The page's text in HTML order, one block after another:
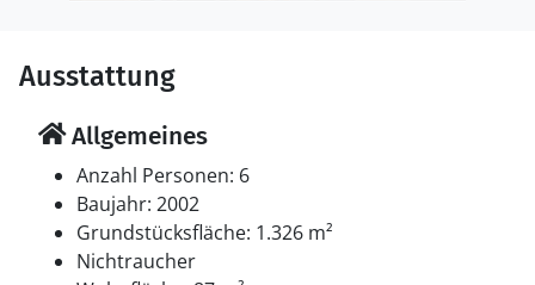
Ausstattung
Allgemeines
Anzahl Personen: 6
Baujahr: 2002
Grundstücksfläche: 1.326 m²
Nichtraucher